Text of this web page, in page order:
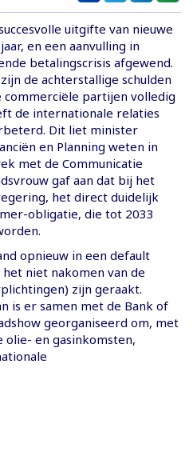
uitgifte van nieuwe
en een aanvulling in
betalingscrisis afgewend.
de achterstallige schulden
commerciële partijen volledig
de internationale relaties
Dit liet minister
en Planning weten in
met de Communicatie
gaf aan dat bij het
het direct duidelijk
obligatie, die tot 2033
opnieuw in een default
niet nakomen van de
zijn geraakt.
is er samen met de Bank of
georganiseerd om, met
en gasinkomsten,